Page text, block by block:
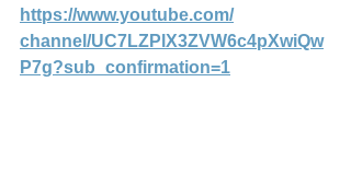
https://www.youtube.com/
channel/UC7LZPlX3ZVW6c4pXwiQw
P7g?sub_confirmation=1